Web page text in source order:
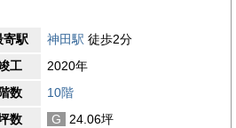
大手町や日本橋といった東京を代表
っており、主要企業や金融機関とのや
商業ビルが点在し、周囲の建物も整
えます。働く人にとって安心感があ
れるような落ち着いた街並みが広が
のエリアは、アクセス、利便性、快
点として、これから新しくオフィス
寄駅 神田駅 徒歩2分
工
2020年
階数
10階
数
G
24.06坪